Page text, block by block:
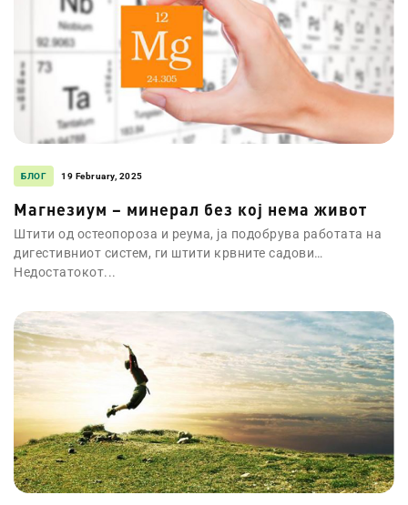
БЛОГ 19 February, 2025
Магнезиум – минерал без кој нема живот
Штити од остеопороза и реума, ја подобрува работата на
дигестивниот систем, ги штити крвните садови…
Недостатокот...